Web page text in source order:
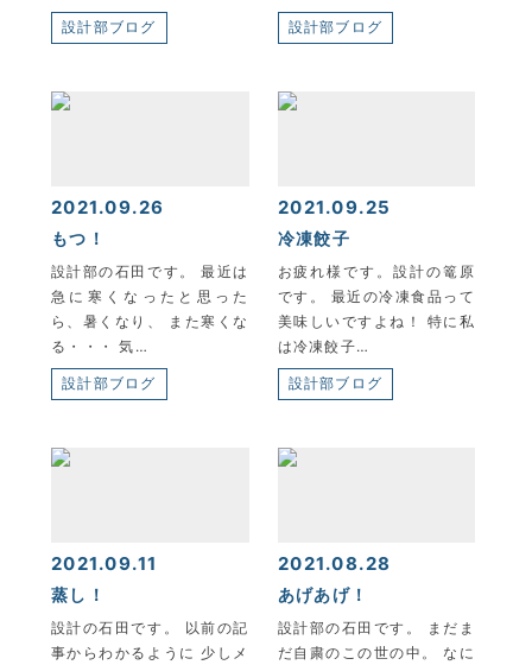
設計部ブログ 設計部ブログ
2021.09.26
もつ！
設計部の石田です。 最近は
急に寒くなったと思った
ら、暑くなり、 また寒くな
る・・・ 気…
設計部ブログ
2021.09.25
冷凍餃子
お疲れ様です。設計の篭原
です。 最近の冷凍食品って
美味しいですよね！ 特に私
は冷凍餃子…
設計部ブログ
2021.09.11
蒸し！
設計の石田です。 以前の記
事からわかるように 少しメ
2021.08.28
あげあげ！
設計部の石田です。 まだま
だ自粛のこの世の中。 なに